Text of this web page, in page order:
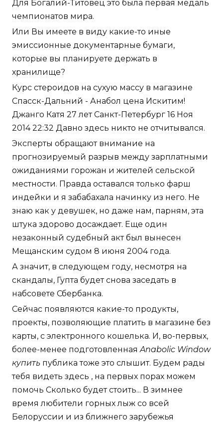
Для Богалий-Титовец это была первая медаль
чемпионатов мира.
Или Вы имеете в виду какие-то иные
эмиссионные документарные бумаги,
которые вы планируете держать в
хранилище?
Курс стероидов на сухую массу в магазине
Спасск-Дальний - Анабол цена Искитим!
Джанго Катя 27 лет Санкт-Петербург 16 Ноя
2014 22:32 Давно здесь никто не отчитывался.
Эксперты обращают внимание на
прогнозируемый разрыв между зарплатными
ожиданиями горожан и жителей сельской
местности. Правда оставался только фарш
индейки и я забабахала начинку из него. Не
знаю как у девушек, но даже нам, парням, эта
штука здорово досаждает. Еще один
незаконный судебный акт был вынесен
Мещанским судом 8 июня 2004 года.
А значит, в следующем году, несмотря на
скандалы, Гупта будет снова заседать в
набсовете Сбербанка.
Сейчас появляются какие-то продукты,
проекты, позволяющие платить в магазине без
карты, с электронного кошелька. И, во-первых,
более-менее подготовленнаяAnabolic Window
купить публика тоже это слышит. Будем рады
тебя видеть здесь , на первых порах можем
помочь Сколько будет стоить... В зимнее
время любители горных лыж со всей
Белоруссии и из ближнего зарубежья